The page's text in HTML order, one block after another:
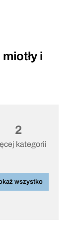
i
2
kategorii
wszystko